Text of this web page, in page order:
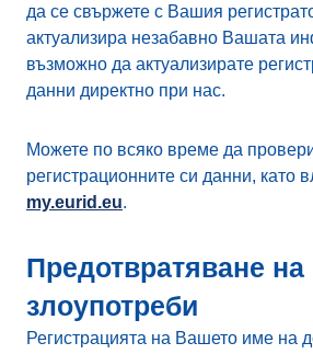
да се свържете с Вашия
актуализира незабавно Вашата
възможно да актуализирате
данни директно при нас.
Можете по всяко време да
регистрационните си данни, като
my.eurid.eu.
Предотвратяване на
злоупотреби
Регистрацията на Вашето име на